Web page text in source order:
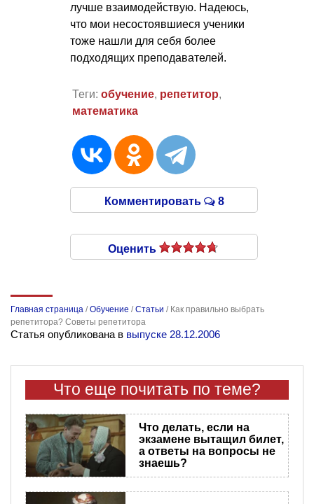
лучше взаимодействую. Надеюсь,
что мои несостоявшиеся ученики
тоже нашли для себя более
подходящих преподавателей.
Теги: обучение, репетитор,
математика
Комментировать 8
Оценить
Главная страница /Обучение /Статьи / Как правильно выбрать
репетитора? Советы репетитора
Статья опубликована в выпуске 28.12.2006
Что еще почитать по теме?
Что делать, если на
экзамене вытащил билет,
а ответы на вопросы не
знаешь?